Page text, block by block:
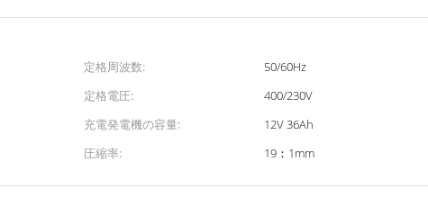
定格周波数:
50/60Hz
定格電圧:
400/230V
充電発電機の容量:
12V 36Ah
圧縮率: 19：1mm